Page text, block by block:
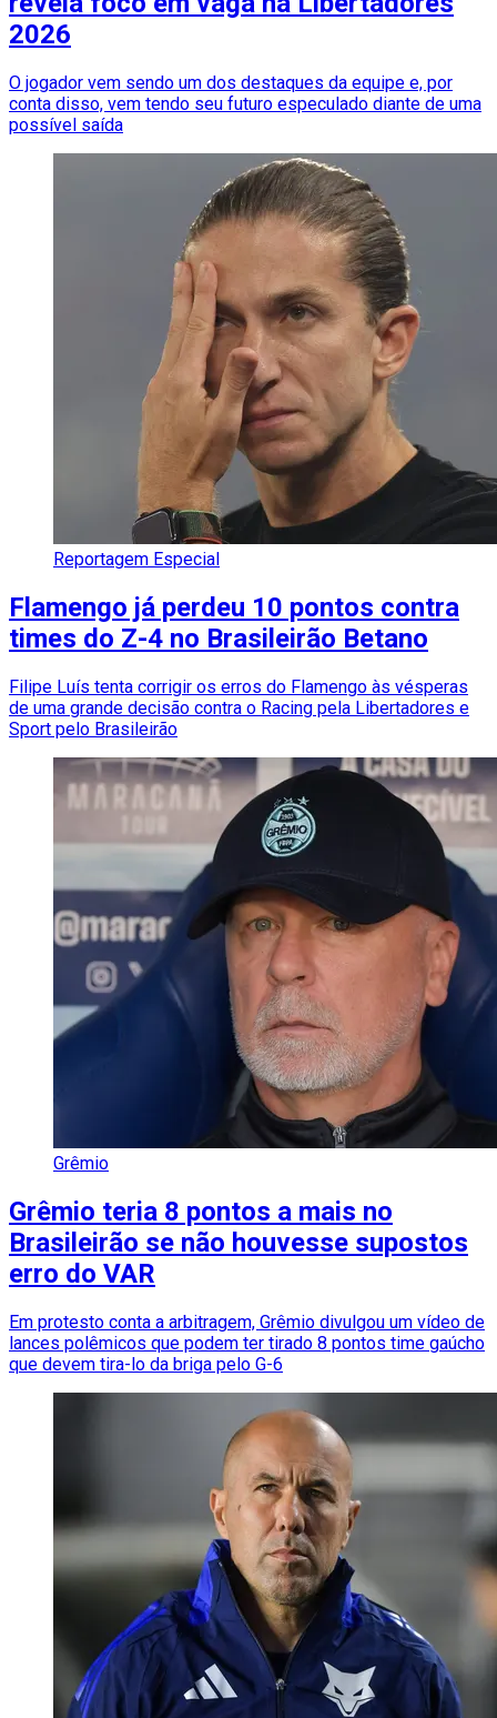
2026
O jogador vem sendo um dos destaques da equipe e, por
conta disso, vem tendo seu futuro especulado diante de uma
possível saída
Reportagem Especial
Flamengo já perdeu 10 pontos contra
times do Z-4 no Brasileirão Betano
Filipe Luís tenta corrigir os erros do Flamengo às vésperas
de uma grande decisão contra o Racing pela Libertadores e
Sport pelo Brasileirão
Grêmio
Grêmio teria 8 pontos a mais no
Brasileirão se não houvesse supostos
erro do VAR
Em protesto conta a arbitragem, Grêmio divulgou um vídeo de
lances polêmicos que podem ter tirado 8 pontos time gaúcho
que devem tira-lo da briga pelo G-6